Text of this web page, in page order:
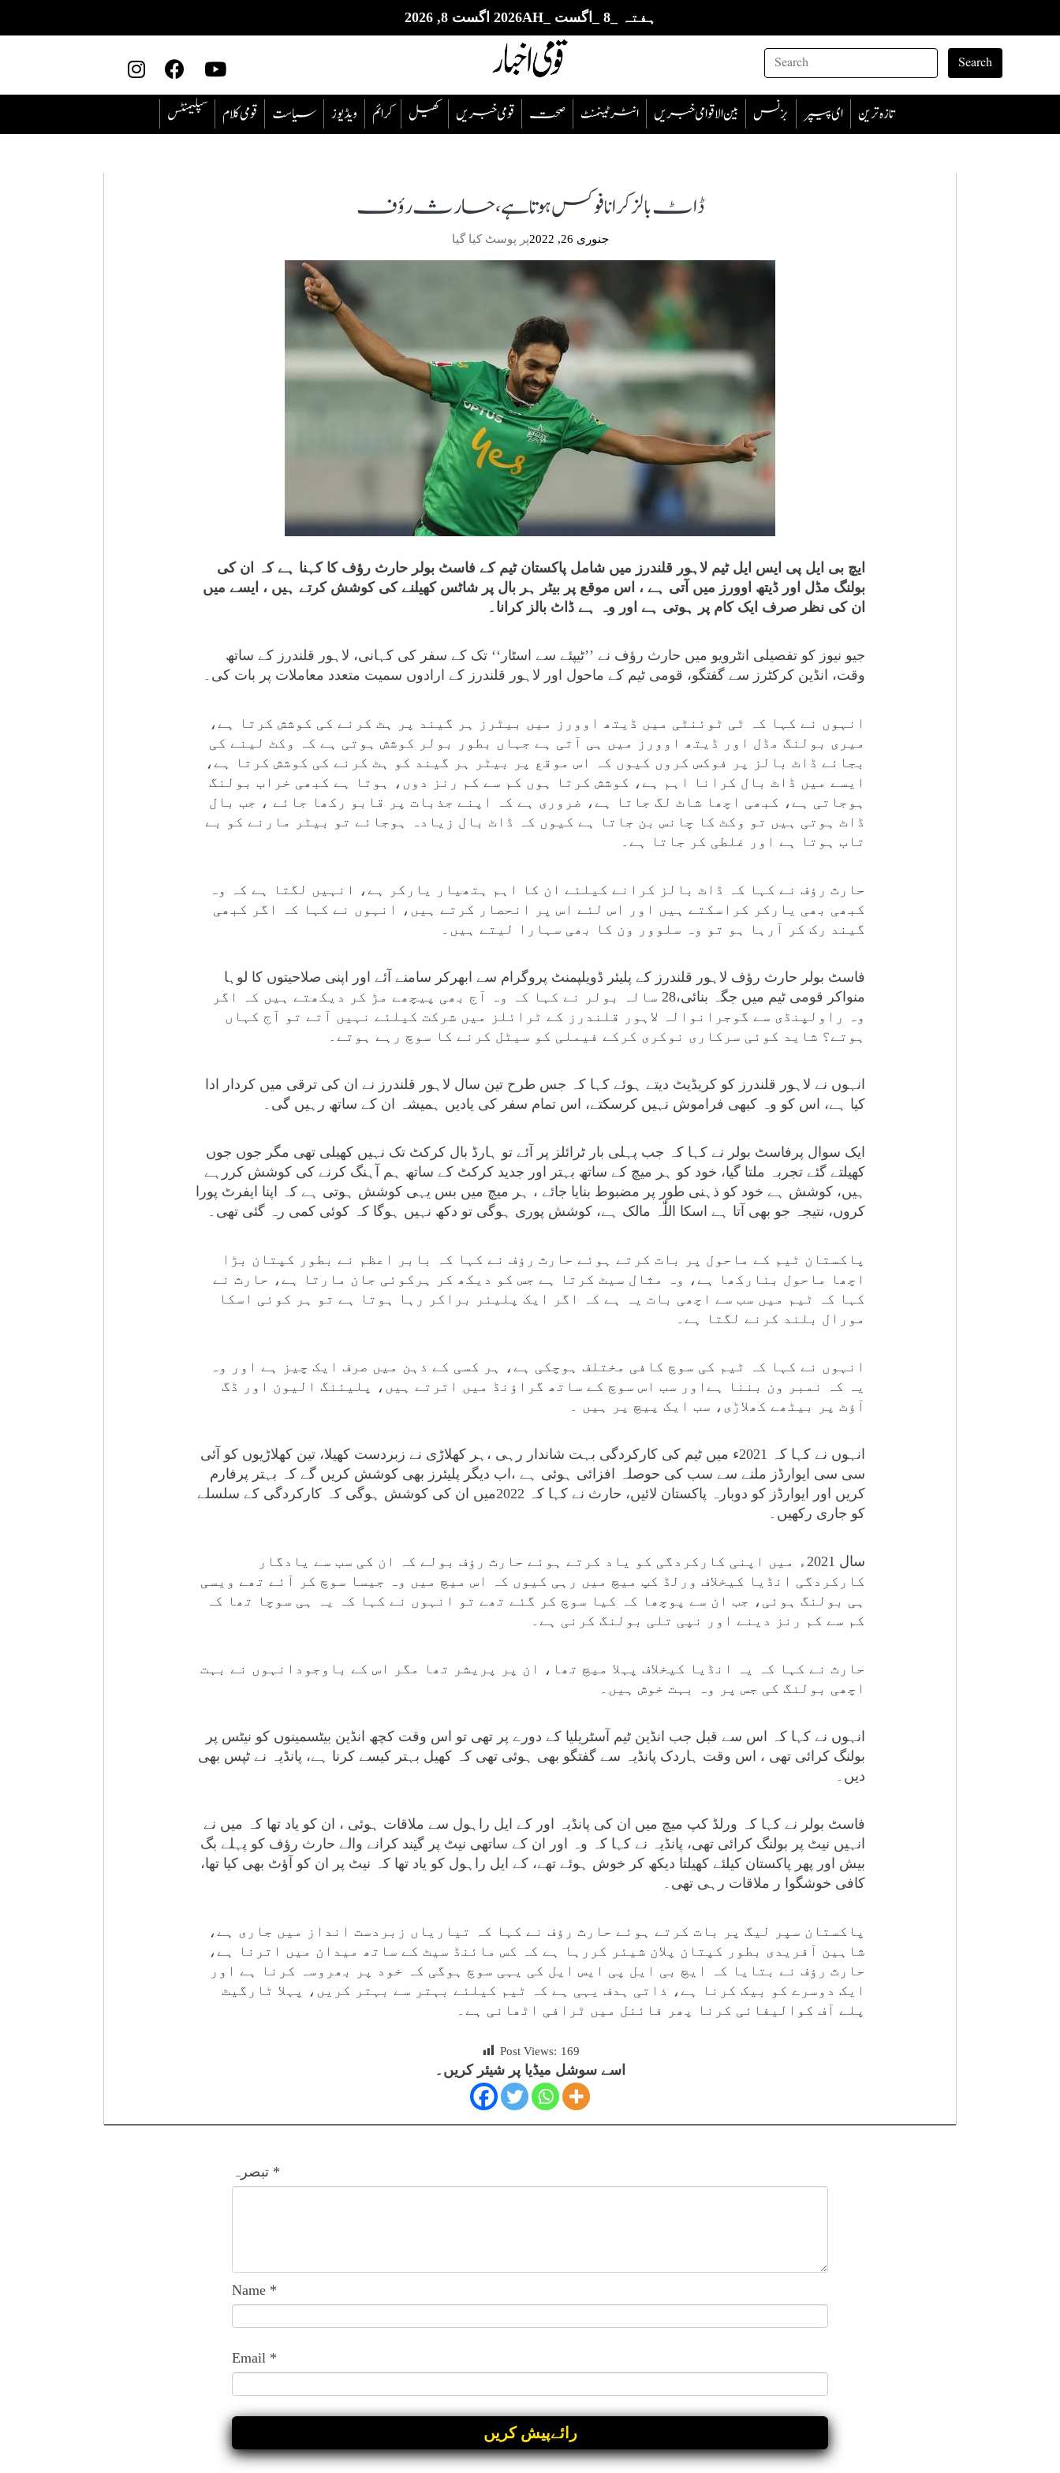
ہفتہ _8 _اگست _2026AH اگست 8, 2026
Search
سپلیمنٹس قومی کلام سیاست ویڈیوز ‎کرائم کھیل قومی خبریں صحت انٹرٹینمنٹ بین الاقوامی خبریں بزنس ای پیپر تازہ ترین
ڈاٹ بالز کرانا فوکس ہوتا ہے، حارث رؤف
جنوری 26, 2022 پر پوسٹ کیا گیا
ایچ بی ایل پی ایس ایل ٹیم لاہور قلندرز میں شامل پاکستان ٹیم کے فاسٹ بولر حارث رؤف کا کہنا ہے کہ ان کی
بولنگ مڈل اور ڈیتھ اوورز میں آتی ہے ، اس موقع پر بیٹر ہر بال پر شاٹس کھیلنے کی کوشش کرتے ہیں ، ایسے میں
ان کی نظر صرف ایک کام پر ہوتی ہے اور وہ ہے ڈاٹ بالز کرانا۔
جیو نیوز کو تفصیلی انٹرویو میں حارث رؤف نے ’’ٹیپئے سے اسٹار‘‘ تک کے سفر کی کہانی، لاہور قلندرز کے ساتھ
وقت، انڈین کرکٹرز سے گفتگو، قومی ٹیم کے ماحول اور لاہور قلندرز کے ارادوں سمیت متعدد معاملات پر بات کی۔
انہوں نے کہا کہ ٹی ٹوئنٹی میں ڈیتھ اوورز میں بیٹرز ہر گیند پر ہٹ کرنے کی کوشش کرتا ہے،
میری بولنگ مڈل اور ڈیتھ اوورز میں ہی آتی ہے جہاں بطور بولر کوشش ہوتی ہے کہ وکٹ لینے کی
بجائے ڈاٹ بالز پر فوکس کروں کیوں کہ اس موقع پر بیٹر ہر گیند کو ہٹ کرنے کی کوشش کرتا ہے،
ایسے میں ڈاٹ بال کرانا اہم ہے، کوشش کرتا ہوں کم سے کم رنز دوں، ہوتا ہے کبھی خراب بولنگ
ہوجاتی ہے، کبھی اچھا شاٹ لگ جاتا ہے، ضروری ہے کہ اپنے جذبات پر قابو رکھا جائے ، جب بال
ڈاٹ ہوتی ہیں تو وکٹ کا چانس بن جاتا ہے کیوں کہ ڈاٹ بال زیادہ ہوجائے تو بیٹر مارنے کو بے
تاب ہوتا ہے اور غلطی کر جاتا ہے۔
حارث رؤف نے کہا کہ ڈاٹ بالز کرانے کیلئے ان کا اہم ہتھیار یارکر ہے، انہیں لگتا ہے کہ وہ
کبھی بھی یارکر کراسکتے ہیں اور اس لئے اس پر انحصار کرتے ہیں، انہوں نے کہا کہ اگر کبھی
گیند رک کر آرہا ہو تو وہ سلوور ون کا بھی سہارا لیتے ہیں۔
فاسٹ بولر حارث رؤف لاہور قلندرز کے پلیئر ڈویلپمنٹ پروگرام سے ابھرکر سامنے آئے اور اپنی صلاحیتوں کا لوہا
منواکر قومی ٹیم میں جگہ بنائی،28 سالہ بولر نے کہا کہ وہ آج بھی پیچھے مڑ کر دیکھتے ہیں کہ اگر
وہ راولپنڈی سے گوجرانوالہ لاہور قلندرز کے ٹرائلز میں شرکت کیلئے نہیں آتے تو آج کہاں
ہوتے؟ شاید کوئی سرکاری نوکری کرکے فیملی کو سیٹل کرنے کا سوچ رہے ہوتے۔
انہوں نے لاہور قلندرز کو کریڈیٹ دیتے ہوئے کہا کہ جس طرح تین سال لاہور قلندرز نے ان کی ترقی میں کردار ادا
کیا ہے، اس کو وہ کبھی فراموش نہیں کرسکتے، اس تمام سفر کی یادیں ہمیشہ ان کے ساتھ رہیں گی۔
ایک سوال پرفاسٹ بولر نے کہا کہ جب پہلی بار ٹرائلز پر آئے تو ہارڈ بال کرکٹ تک نہیں کھیلی تھی مگر جوں جوں
کھیلتے گئے تجربہ ملتا گیا، خود کو ہر میچ کے ساتھ بہتر اور جدید کرکٹ کے ساتھ ہم آہنگ کرنے کی کوشش کررہے
ہیں، کوشش ہے خود کو ذہنی طور پر مضبوط بنایا جائے ، ہر میچ میں بس یہی کوشش ہوتی ہے کہ اپنا ایفرٹ پورا
کروں، نتیجہ جو بھی آتا ہے اسکا اللّٰہ مالک ہے، کوشش پوری ہوگی تو دکھ نہیں ہوگا کہ کوئی کمی رہ گئی تھی۔
پاکستان ٹیم کے ماحول پر بات کرتے ہوئے حارث رؤف نے کہا کہ بابر اعظم نے بطور کپتان بڑا
اچھا ماحول بنارکھا ہے، وہ مثال سیٹ کرتا ہے جس کو دیکھ کر ہرکوئی جان مارتا ہے، حارث نے
کہا کہ ٹیم میں سب سے اچھی بات یہ ہے کہ اگر ایک پلیئر براکر رہا ہوتا ہے تو ہر کوئی اسکا
مورال بلند کرنے لگتا ہے۔
انہوں نے کہا کہ ٹیم کی سوچ کافی مختلف ہوچکی ہے، ہر کسی کے ذہن میں صرف ایک چیز ہے اور وہ
یہ کہ نمبر ون بننا ہےاور سب اس سوچ کے ساتھ گراؤنڈ میں اترتے ہیں، پلیئنگ الیون اور ڈگ
آؤٹ پر بیٹھے کھلاڑی، سب ایک پیچ پر ہیں ۔
انہوں نے کہا کہ 2021ء میں ٹیم کی کارکردگی بہت شاندار رہی ،ہر کھلاڑی نے زبردست کھیلا، تین کھلاڑیوں کو آئی
سی سی ایوارڈز ملنے سے سب کی حوصلہ افزائی ہوئی ہے ،اب دیگر پلیئرز بھی کوشش کریں گے کہ بہتر پرفارم
کریں اور ایوارڈز کو دوبارہ پاکستان لائیں، حارث نے کہا کہ 2022میں ان کی کوشش ہوگی کہ کارکردگی کے سلسلے
کو جاری رکھیں۔
سال 2021ء میں اپنی کارکردگی کو یاد کرتے ہوئے حارث رؤف بولے کہ ان کی سب سے یادگار
کارکردگی انڈیا کیخلاف ورلڈ کپ میچ میں رہی کیوں کہ اس میچ میں وہ جیسا سوچ کر آئے تھے ویسی
ہی بولنگ ہوئی، جب ان سے پوچھا کہ کیا سوچ کر گئے تھے تو انہوں نے کہا کہ یہ ہی سوچا تھا کہ
کم سے کم رنز دینے اور نپی تلی بولنگ کرنی ہے۔
حارث نے کہا کہ یہ انڈیا کیخلاف پہلا میچ تھا، ان پر پریشر تھا مگر اس کے باوجودانہوں نے بہت
اچھی بولنگ کی جس پر وہ بہت خوش ہیں۔
انہوں نے کہا کہ اس سے قبل جب انڈین ٹیم آسٹریلیا کے دورے پر تھی تو اس وقت کچھ انڈین بیٹسمینوں کو نیٹس پر
بولنگ کرائی تھی ، اس وقت ہاردک پانڈیہ سے گفتگو بھی ہوئی تھی کہ کھیل بہتر کیسے کرنا ہے، پانڈیہ نے ٹپس بھی
دیں۔
فاسٹ بولر نے کہا کہ ورلڈ کپ میچ میں ان کی پانڈیہ اور کے ایل راہول سے ملاقات ہوئی ، ان کو یاد تھا کہ میں نے
انہیں نیٹ پر بولنگ کرائی تھی، پانڈیہ نے کہا کہ وہ اور ان کے ساتھی نیٹ پر گیند کرانے والے حارث رؤف کو پہلے بگ
بیش اور پھر پاکستان کیلئے کھیلتا دیکھ کر خوش ہوئے تھے، کے ایل راہول کو یاد تھا کہ نیٹ پر ان کو آؤٹ بھی کیا تھا،
کافی خوشگوا ر ملاقات رہی تھی۔
پاکستان سپر لیگ پر بات کرتے ہوئے حارث رؤف نے کہا کہ تیاریاں زبردست انداز میں جاری ہے،
شاہین آفریدی بطور کپتان پلان شیئر کررہا ہے کہ کس مائنڈ سیٹ کے ساتھ میدان میں اترنا ہے،
حارث رؤف نے بتایا کہ ایچ بی ایل پی ایس ایل کی یہی سوچ ہوگی کہ خود پر بھروسہ کرنا ہے اور
ایک دوسرے کو بیک کرنا ہے، ذاتی ہدف یہی ہے کہ ٹیم کیلئے بہتر سے بہتر کریں، پہلا ٹارگیٹ
پلے آف کوالیفائی کرنا پھر فائنل میں ٹرافی اٹھانی ہے۔
Post Views: 169
اسے سوشل میڈیا پر شیئر کریں۔
تبصرہ *
Name *
Email *